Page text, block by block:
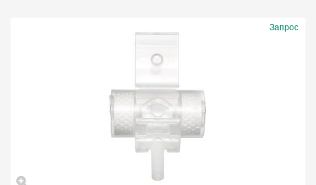
Запрос